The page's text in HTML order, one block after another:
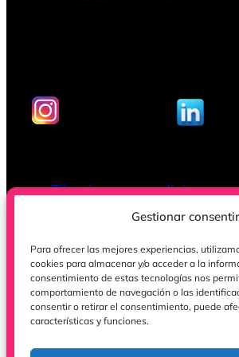
Gestionar
Para ofrecer las mejores experiencias,
cookies para almacenar y/o acceder a la
consentimiento de estas tecnologías nos
comportamiento de navegación o las
consentir o retirar el consentimiento, puede
características y funciones.
Términos y condiciones
Política de cookies (UE)